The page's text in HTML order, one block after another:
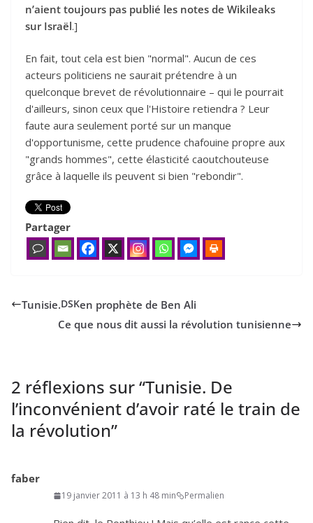
n’aient toujours pas publié les notes de Wikileaks
sur Israël.]
En fait, tout cela est bien "normal". Aucun de ces
acteurs politiciens ne saurait prétendre à un
quelconque brevet de révolutionnaire – qui le pourrait
d'ailleurs, sinon ceux que l'Histoire retiendra ? Leur
faute aura seulement porté sur un manque
d'opportunisme, cette prudence chafouine propre aux
"grands hommes", cette élasticité caoutchouteuse
grâce à laquelle ils peuvent si bien "rebondir".
Partager
Tunisie.DSKen prophète de Ben Ali
Ce que nous dit aussi la révolution tunisienne
2 réflexions sur “Tunisie. De
l’inconvénient d’avoir raté le train de
la révolution”
faber
19 janvier 2011 à 13 h 48 min Permalien